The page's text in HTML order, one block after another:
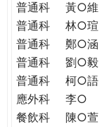
普通科 黃○維
普通科
林○瑄
普通科
鄭○涵
普通科
劉○毅
普通科
柯○語
應外科
李○
餐飲科
陳○萱